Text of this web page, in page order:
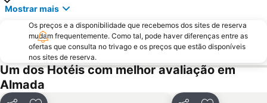
Praia Tróia Mar
Parque Natural da Arrabida
Campo Grande
Lagoa de Albufeira
do Ouro Sesimbra
Tróia Beach
Alcântara
Oceanário de Lisboa
Praia da Caparica
Chiado
Fundaçao Champalimaud
Mostrar mais
Os preços e a disponibilidade que recebemos dos sites de reserva
mudam frequentemente. Como tal, pode haver diferenças entre as
ofertas que consulta no trivago e os preços que estão disponíveis
nos sites de reserva.
Um dos Hotéis com melhor avaliação em
Almada